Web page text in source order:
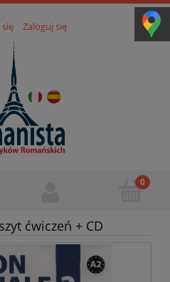
Zaloguj się
ćwiczeń + CD